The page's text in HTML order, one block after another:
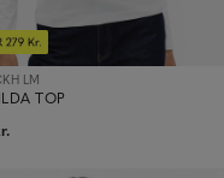
TOP
LM